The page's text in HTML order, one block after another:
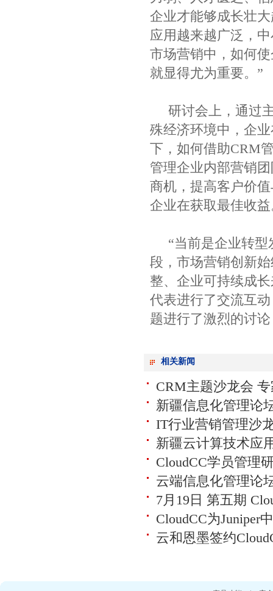
企业才能够成长壮
应用越来越广泛，
市场营销中，如何
就显得尤为重要。”
研讨会上，通过主
殊经济环境中，企
下，如何借助CRM
管理企业内部营销
商机，提高客户价
企业在获取最佳收
“当前是企业转型
段，市场营销创新
整、企业可持续成
代表进行了交流互
题进行了激烈的讨
相关新闻
CRM主题沙龙会
新疆信息化管理论
IT行业营销管理沙
新疆云计算技术应
CloudCC学员管理
云端信息化管理论
7月19日 第五期
CloudCC为Juniper
云和恩墨签约